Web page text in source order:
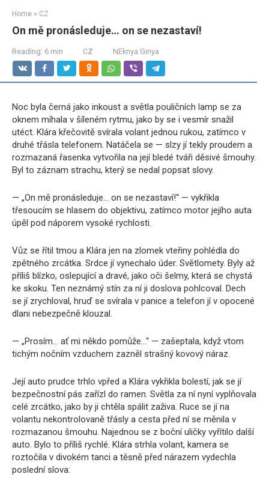
Home » CZ
On mě pronásleduje… on se nezastaví!
Reading: 6 min CZ NEknya Ginya
Noc byla černá jako inkoust a světla pouličních lamp se za
oknem míhala v šíleném rytmu, jako by se i vesmír snažil
utéct. Klára křečovitě svírala volant jednou rukou, zatímco v
druhé třásla telefonem. Natáčela se — slzy jí tekly proudem a
rozmazaná řasenka vytvořila na její bledé tváři děsivé šmouhy.
Byl to záznam strachu, který se nedal popsat slovy.
— „On mě pronásleduje… on se nezastaví!“ — vykřikla
třesoucím se hlasem do objektivu, zatímco motor jejího auta
úpěl pod náporem vysoké rychlosti.
Vůz se řítil tmou a Klára jen na zlomek vteřiny pohlédla do
zpětného zrcátka. Srdce jí vynechalo úder. Světlomety. Byly až
příliš blízko, oslepující a dravé, jako oči šelmy, která se chystá
ke skoku. Ten neznámý stín za ní ji doslova pohlcoval. Dech
se jí zrychloval, hruď se svírala v panice a telefon jí v opocené
dlani nebezpečně klouzal.
— „Prosím… ať mi někdo pomůže…“ — zašeptala, když vtom
tichým nočním vzduchem zazněl strašný kovový náraz.
Její auto prudce trhlo vpřed a Klára vykřikla bolestí, jak se jí
bezpečnostní pás zařízl do ramen. Světla za ní nyní vyplňovala
celé zrcátko, jako by ji chtěla spálit zaživa. Ruce se jí na
volantu nekontrolovaně třásly a cesta před ní se měnila v
rozmazanou šmouhu. Najednou se z boční uličky vyřítilo další
auto. Bylo to příliš rychlé. Klára strhla volant, kamera se
roztočila v divokém tanci a těsně před nárazem vydechla
poslední slova: